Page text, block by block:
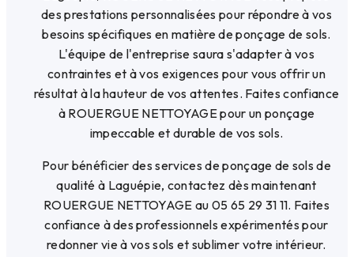
des prestations personnalisées pour répondre à vos
besoins spécifiques en matière de ponçage de sols.
L'équipe de l'entreprise saura s'adapter à vos
contraintes et à vos exigences pour vous offrir un
résultat à la hauteur de vos attentes. Faites confiance
à ROUERGUE NETTOYAGE pour un ponçage
impeccable et durable de vos sols.
Pour bénéficier des services de ponçage de sols de
qualité à Laguépie, contactez dès maintenant
ROUERGUE NETTOYAGE au 05 65 29 31 11. Faites
confiance à des professionnels expérimentés pour
redonner vie à vos sols et sublimer votre intérieur.